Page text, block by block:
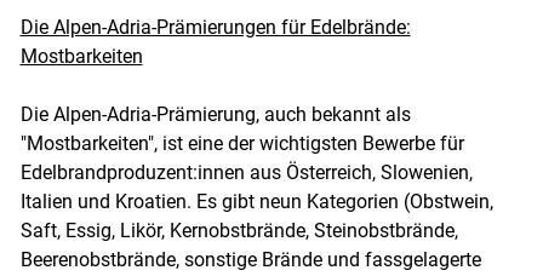
Die Alpen-Adria-Prämierungen für Edelbrände:
Mostbarkeiten
Die Alpen-Adria-Prämierung, auch bekannt als
"Mostbarkeiten", ist eine der wichtigsten Bewerbe für
Edelbrandproduzent:innen aus Österreich, Slowenien,
Italien und Kroatien. Es gibt neun Kategorien (Obstwein,
Saft, Essig, Likör, Kernobstbrände, Steinobstbrände,
Beerenobstbrände, sonstige Brände und fassgelagerte